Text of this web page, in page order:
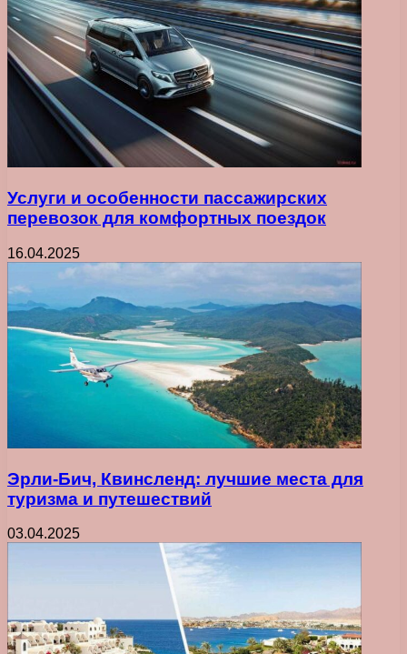
Услуги и особенности пассажирских
перевозок для комфортных поездок
16.04.2025
Эрли-Бич, Квинсленд: лучшие места для
туризма и путешествий
03.04.2025